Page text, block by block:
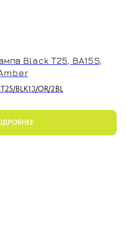
Black T25, BA15S,
BLK13/OR/2BL